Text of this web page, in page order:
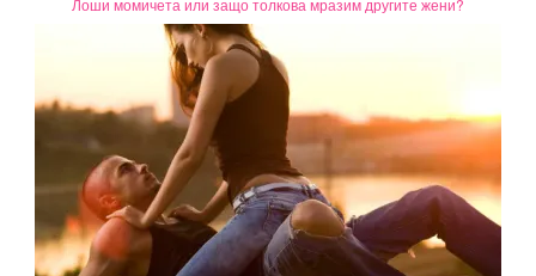
Лоши момичета или защо толкова мразим другите жени?